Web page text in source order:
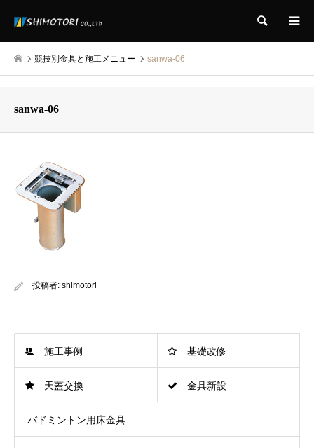
検索
競技別金具と施工メニュー sanwa-06
sanwa-06
投稿者: shimotori
施工事例 基礎改修
天蓋交換 金具新設
バドミントン用床金具